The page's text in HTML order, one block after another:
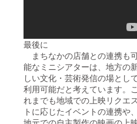
最後に
まちなかの店舗との連携も
能なミニシアターは、地方の
しい文化・芸術発信の場として
利用可能だと考えています。こ
れまでも地域での上映リクエス
トに応じたイベントの連携や、